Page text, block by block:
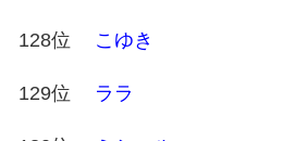
128位 こゆき
129位 ララ